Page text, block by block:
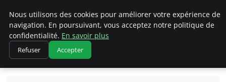
Climatedebtagents
Accueil Actualités Climatiques
Nous utilisons des cookies pour améliorer votre expérience de
navigation. En poursuivant, vous acceptez notre politique de
confidentialité. En savoir plus
Refuser Accepter